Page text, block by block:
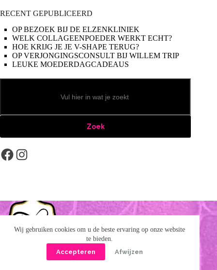
Wij gebruiken cookies om u de beste ervaring op onze website
te bieden.
Accepteren
Afwijzen
RECENT GEPUBLICEERD
OP BEZOEK BIJ DE ELZENKLINIEK
WELK COLLAGEENPOEDER WERKT ECHT?
HOE KRIJG JE JE V-SHAPE TERUG?
OP VERJONGINGSCONSULT BIJ WILLEM TRIP
LEUKE MOEDERDAGCADEAUS
Zoeken
Zoek
Facebook
Instagram